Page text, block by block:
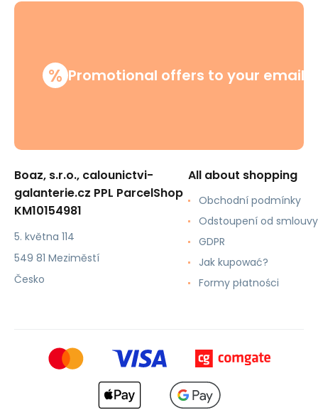
% Promotional offers to your email
Boaz, s.r.o., calounictvi-
galanterie.cz PPL ParcelShop
KM10154981
5. května 114
549 81 Meziměstí
Česko
All about shopping
Obchodní podmínky
Odstoupení od smlouvy
GDPR
Jak kupować?
Formy płatności